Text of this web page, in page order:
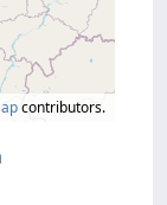
contributors.